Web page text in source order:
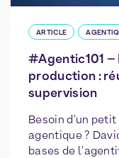
ARTICLE
#Agentic101 –
production :
supervision
Besoin d'un
agentique ?
bases de